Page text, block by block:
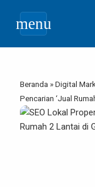
menu
Beranda »Digital
Pencarian ‘Jual